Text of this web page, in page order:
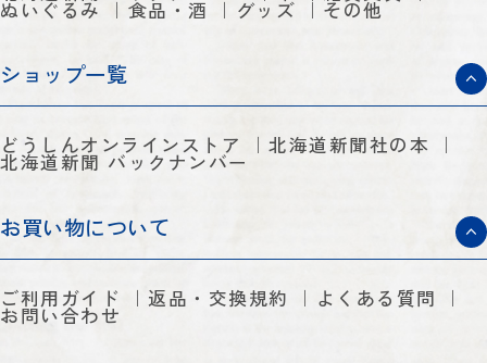
ぬいぐるみ 食品・酒 グッズ その他
ショップ一覧
どうしんオンラインストア 北海道新聞社の本
北海道新聞 バックナンバー
お買い物について
ご利用ガイド 返品・交換規約 よくある質問
お問い合わせ